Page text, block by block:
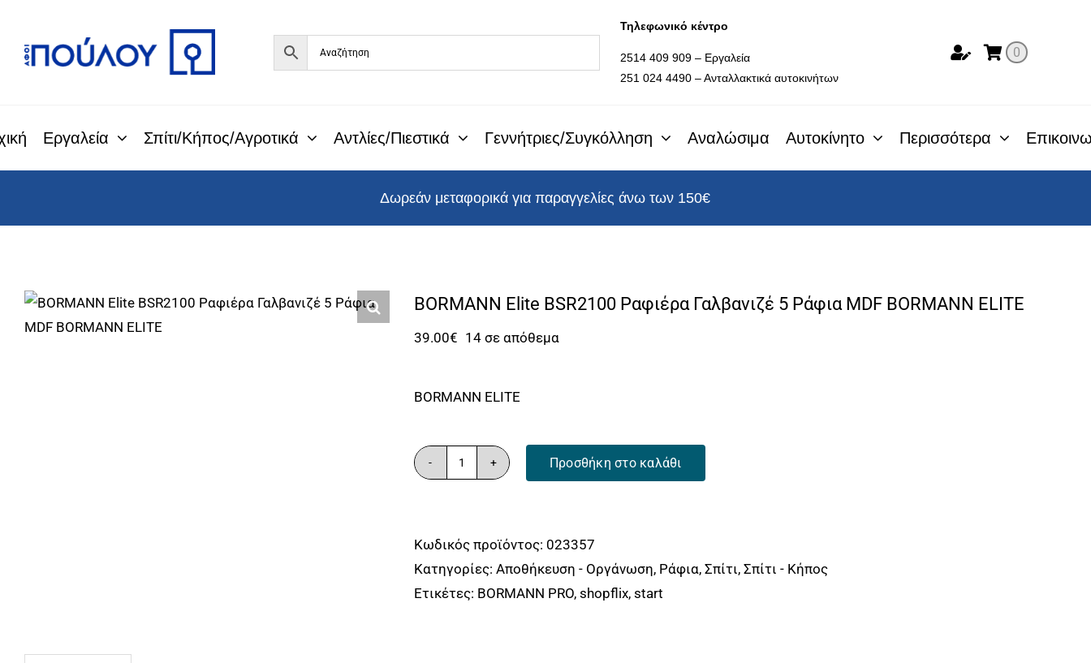
περιεχόμενο
Τηλεφωνικό κέντρο
2514 409 909 – Εργαλεία
251 024 4490 – Ανταλλακτικά αυτοκινήτων
0
Εργαλεία Σπίτι/Κήπος/Αγροτικά Αντλίες/Πιεστικά Γεννήτριες/Συγκόλληση Αναλώσιμα Αυτοκίνητο Περισσότερα
Δωρεάν μεταφορικά για παραγγελίες άνω των 150€
BORMANN Elite BSR2100 Ραφιέρα Γαλβανιζέ 5 Ράφια MDF BORMANN ELITE
39.00€ 14 σε απόθεμα
BORMANN ELITE
BORMANN
Ραφιέρα
Γαλβανιζέ
5
Προσθήκη στο καλάθι
Κωδικός προϊόντος: 023357
Κατηγορίες: Αποθήκευση - Οργάνωση, Ράφια, Σπίτι, Σπίτι - Κήπος
Ετικέτες: BORMANN PRO, shopflix, start